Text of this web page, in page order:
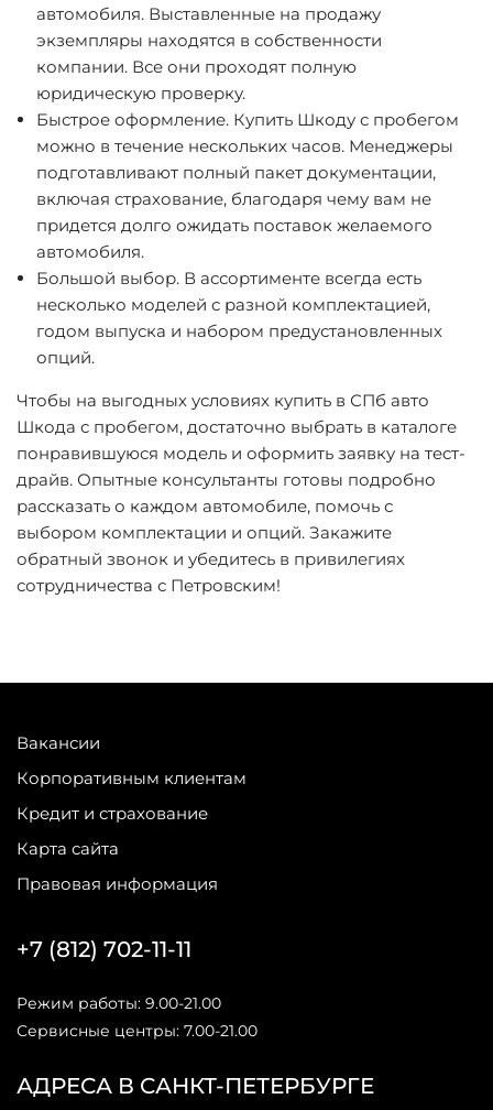
автомобиля. Выставленные на продажу
экземпляры находятся в собственности
компании. Все они проходят полную
юридическую проверку.
Быстрое оформление. Купить Шкоду с пробегом
можно в течение нескольких часов. Менеджеры
подготавливают полный пакет документации,
включая страхование, благодаря чему вам не
придется долго ожидать поставок желаемого
автомобиля.
Большой выбор. В ассортименте всегда есть
несколько моделей с разной комплектацией,
годом выпуска и набором предустановленных
опций.
Чтобы на выгодных условиях купить в СПб авто
Шкода с пробегом, достаточно выбрать в каталоге
понравившуюся модель и оформить заявку на тест-
драйв. Опытные консультанты готовы подробно
рассказать о каждом автомобиле, помочь с
выбором комплектации и опций. Закажите
обратный звонок и убедитесь в привилегиях
сотрудничества с Петровским!
Вакансии
Корпоративным клиентам
Кредит и страхование
Карта сайта
Правовая информация
АДРЕСА В САНКТ-ПЕТЕРБУРГЕ
+7 (812) 702-11-11
Режим работы: 9.00-21.00
Сервисные центры: 7.00-21.00